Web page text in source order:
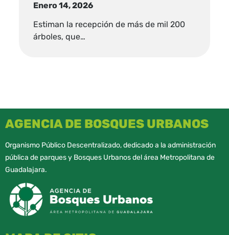
Enero 14, 2026
Estiman la recepción de más de mil 200
árboles, que…
AGENCIA DE BOSQUES URBANOS
Organismo Público Descentralizado, dedicado a la administración
pública de parques y Bosques Urbanos del área Metropolitana de
Guadalajara.